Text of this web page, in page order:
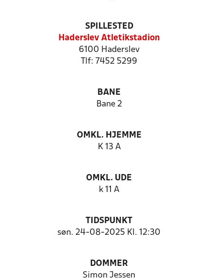
SPILLESTED
Haderslev Atletikstadion
6100 Haderslev
Tlf: 7452 5299
BANE
Bane 2
OMKL. HJEMME
K 13 A
OMKL. UDE
k 11 A
TIDSPUNKT
søn. 24-08-2025 Kl. 12:30
DOMMER
Simon Jessen